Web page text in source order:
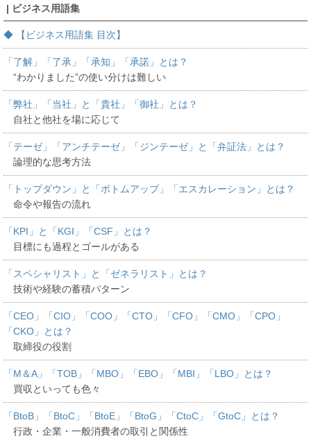
| ビジネス用語集
◆ 【ビジネス用語集 目次】
「了解」「了承」「承知」「承諾」とは？
“わかりました”の使い分けは難しい
「弊社」「当社」と「貴社」「御社」とは？
自社と他社を場に応じて
「テーゼ」「アンチテーゼ」「ジンテーゼ」と「弁証法」とは？
論理的な思考方法
「トップダウン」と「ボトムアップ」「エスカレーション」とは？
命令や報告の流れ
「KPI」と「KGI」「CSF」とは？
目標にも過程とゴールがある
「スペシャリスト」と「ゼネラリスト」とは？
技術や経験の蓄積パターン
「CEO」「CIO」「COO」「CTO」「CFO」「CMO」「CPO」
「CKO」とは？
取締役の役割
「M＆A」「TOB」「MBO」「EBO」「MBI」「LBO」とは？
買収といっても色々
「BtoB」「BtoC」「BtoE」「BtoG」「CtoC」「GtoC」とは？
行政・企業・一般消費者の取引と関係性